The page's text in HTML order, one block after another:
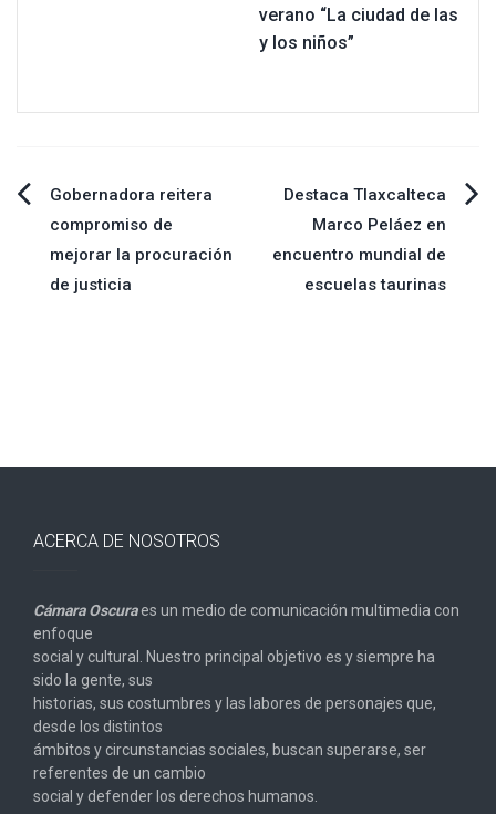
verano “La ciudad de las
y los niños”
Navegación
de
entradas
Gobernadora reitera
compromiso de
mejorar la procuración
de justicia
Destaca Tlaxcalteca
Marco Peláez en
encuentro mundial de
escuelas taurinas
ACERCA DE NOSOTROS
Cámara Oscuraes un medio de comunicación multimedia con
enfoque
social y cultural. Nuestro principal objetivo es y siempre ha
sido la gente, sus
historias, sus costumbres y las labores de personajes que,
desde los distintos
ámbitos y circunstancias sociales, buscan superarse, ser
referentes de un cambio
social y defender los derechos humanos.